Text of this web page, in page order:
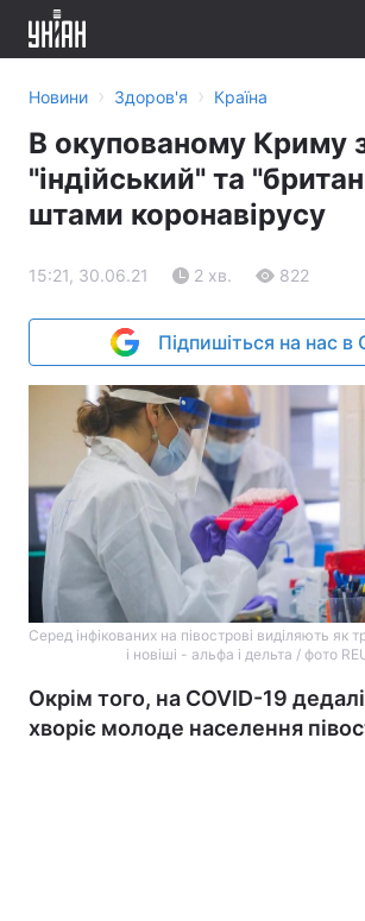
Новини › Здоров'я › Країна
В окупованому Криму
"індійський" та
штами коронавірусу
15:21, 30.06.21 2 хв. 822
Підпишіться на нас в
Серед інфікованих на півострові виділяють як
і новіші - альфа і дельта / фото
Окрім того, на COVID-19
хворіє молоде населення